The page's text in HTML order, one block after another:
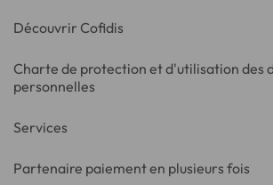
Découvrir Cofidis
Charte de protection et d'utilisation des
personnelles
Services
Partenaire paiement en plusieurs fois